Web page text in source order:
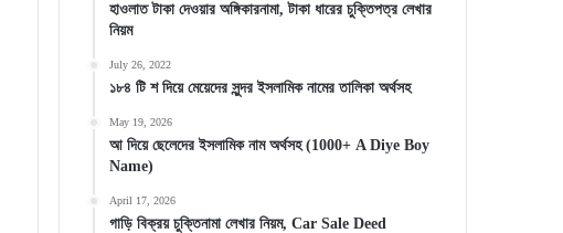
হাওলাত টাকা দেওয়ার অঙ্গিকারনামা, টাকা ধারের চুক্তিপত্র লেখার
নিয়ম
July 26, 2022
১৮৪ টি শ দিয়ে মেয়েদের সুন্দর ইসলামিক নামের তালিকা অর্থসহ
May 19, 2026
আ দিয়ে ছেলেদের ইসলামিক নাম অর্থসহ (1000+ A Diye Boy
Name)
April 17, 2026
গাড়ি বিক্রয় চুক্তিনামা লেখার নিয়ম, Car Sale Deed